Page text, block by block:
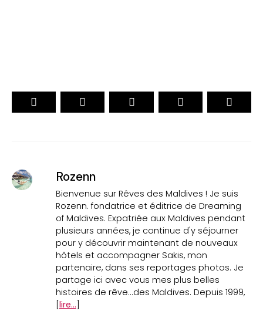
Rozenn
Bienvenue sur Rêves des Maldives ! Je suis
Rozenn. fondatrice et éditrice de Dreaming
of Maldives. Expatriée aux Maldives pendant
plusieurs années, je continue d'y séjourner
pour y découvrir maintenant de nouveaux
hôtels et accompagner Sakis, mon
partenaire, dans ses reportages photos. Je
partage ici avec vous mes plus belles
histoires de rêve...des Maldives. Depuis 1999,
[lire...]